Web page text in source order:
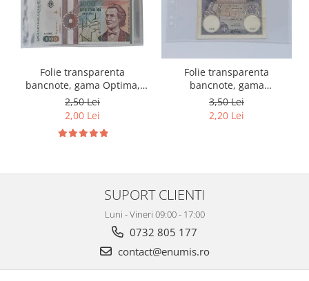
Folie transparenta
bancnote, gama Optima,
cod SH252, 3
compartimente
2,50 Lei
2,00 Lei
Folie transparenta
bancnote, gama
Grande(A4), cod SH312, 3
compartimente
3,50 Lei
2,20 Lei
SUPORT CLIENTI
Luni - Vineri 09:00 - 17:00
0732 805 177
contact@enumis.ro